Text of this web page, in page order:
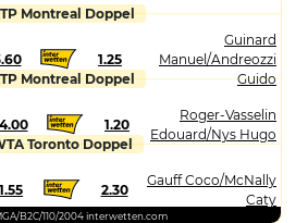
Montreal Doppel
1.25
Guinard
Manuel/Andreozzi
Guido
Montreal Doppel
4.00 1.20
Roger-Vasselin
Edouard/Nys Hugo
Toronto Doppel
1.55 2.30
Gauff Coco/McNally
Caty
B2C/110/2004 interwetten.com